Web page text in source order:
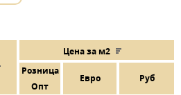
Цена за м2
Розница
Евро Руб
Опт